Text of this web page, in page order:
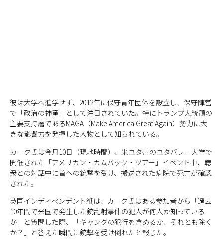
彼は大学へ進学せず、2012年に保守青年団体を設立し、保守陣営
で「政治の神童」として注目されていた。特にトランプ大統領の
主要支持層であるMAGA（Make America Great Again）勢力に大
きな影響力を発揮した人物として知られている。
カーク氏は今月10日（現地時間）、米ユタ州のユタバレー大学で
開催された「アメリカン・カムバック・ツアー」イベント中、聴
衆との対話中に首への銃撃を受け、搬送された病院で死亡が確認
された。
英国インディペンデント紙は、カーク氏はある参加者から「過去
10年間で米国で発生した銃乱射事件の犯人が何人か知っている
か」と質問した際、「ギャングの犯行を含めるか、それとも除く
か？」と答えた瞬間に銃撃を受け倒れたと報じた。